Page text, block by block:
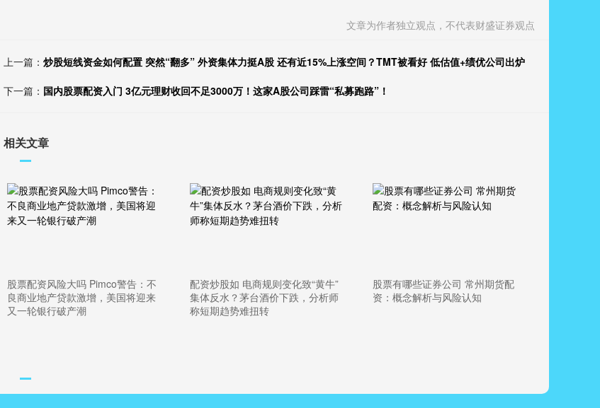
文章为作者独立观点，不代表财盛证券观点
上一篇： 炒股短线资金如何配置 突然“翻多” 外资集体力挺A股 还有近15%上涨空间？TMT被看好 低估值+绩优公司出炉
下一篇： 国内股票配资入门 3亿元理财收回不足3000万！这家A股公司踩雷“私募跑路”！
相关文章
股票配资风险大吗 Pimco警告：不
良商业地产贷款激增，美国将迎来
又一轮银行破产潮
配资炒股如 电商规则变化致“黄牛”
集体反水？茅台酒价下跌，分析师
称短期趋势难扭转
股票有哪些证券公司 常州期货配
资：概念解析与风险认知